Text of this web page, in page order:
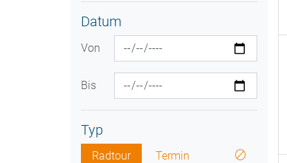
Datum
Von
Bis
Typ
Radtour Termin